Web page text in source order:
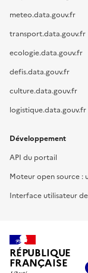
meteo.data.gouv.fr
transport.data.gouv.fr
ecologie.data.gouv.fr
defis.data.gouv.fr
culture.data.gouv.fr
logistique.data.gouv.fr
Développement
API du portail
Moteur open source :
Interface utilisateur
RÉPUBLIQUE
FRANÇAISE